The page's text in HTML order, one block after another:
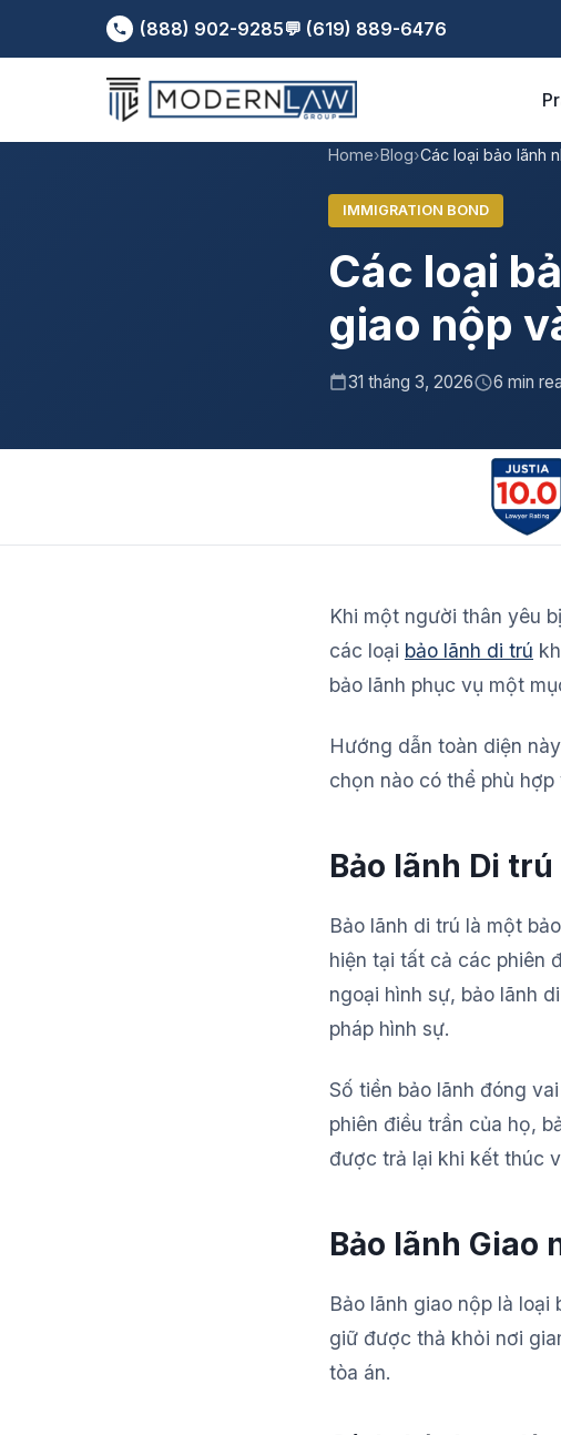
(888) 902-9285💬 (619) 889-6476
Home›Blog›Các loại bảo lãnh
IMMIGRATION BOND
Các loại
giao nộp
31 tháng 3, 2026 6 min
Khi một người thân yêu
các loại bảo lãnh di trú
bảo lãnh phục vụ một
Hướng dẫn toàn diện
chọn nào có thể phù
Bảo lãnh Di
Bảo lãnh di trú là một
hiện tại tất cả các phiên
ngoại hình sự, bảo lãnh
pháp hình sự.
Số tiền bảo lãnh đóng
phiên điều trần của họ,
được trả lại khi kết thúc
Bảo lãnh Giao
Bảo lãnh giao nộp là
giữ được thả khỏi nơi
tòa án.